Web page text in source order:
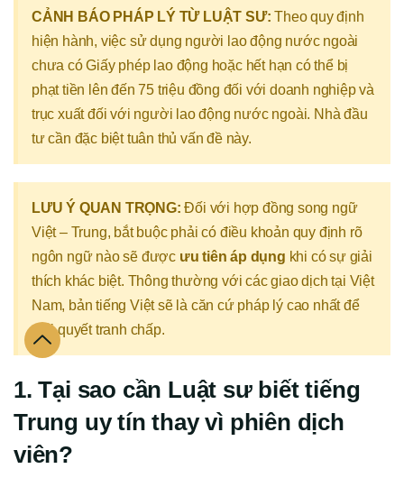
CẢNH BÁO PHÁP LÝ TỪ LUẬT SƯ: Theo quy định
hiện hành, việc sử dụng người lao động nước ngoài
chưa có Giấy phép lao động hoặc hết hạn có thể bị
phạt tiền lên đến 75 triệu đồng đối với doanh nghiệp và
trục xuất đối với người lao động nước ngoài. Nhà đầu
tư cần đặc biệt tuân thủ vấn đề này.
LƯU Ý QUAN TRỌNG: Đối với hợp đồng song ngữ
Việt – Trung, bắt buộc phải có điều khoản quy định rõ
ngôn ngữ nào sẽ được ưu tiên áp dụng khi có sự giải
thích khác biệt. Thông thường với các giao dịch tại Việt
Nam, bản tiếng Việt sẽ là căn cứ pháp lý cao nhất để
giải quyết tranh chấp.
1. Tại sao cần Luật sư biết tiếng
Trung uy tín thay vì phiên dịch
viên?